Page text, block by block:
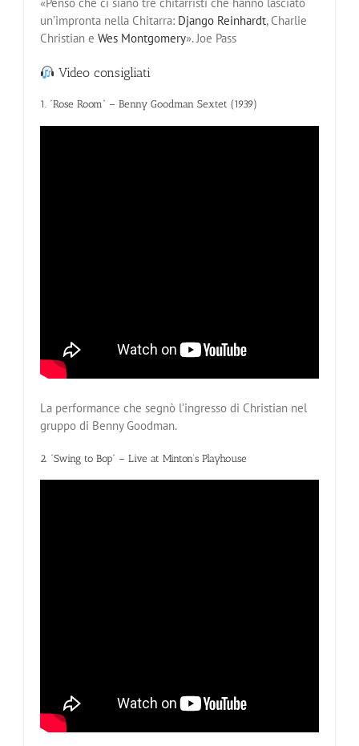
un’impronta nella Chitarra: Django Reinhardt, Charlie
Christian e Wes Montgomery». Joe Pass
Video consigliati
1. “Rose Room” – Benny Goodman Sextet (1939)
La performance che segnò l’ingresso di Christian nel
gruppo di Benny Goodman.
2. “Swing to Bop” – Live at Minton’s Playhouse